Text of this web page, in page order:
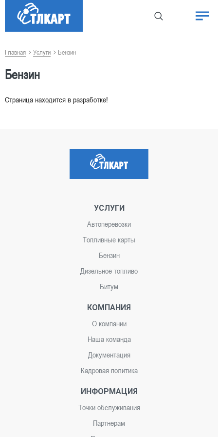
Главная Услуги Бензин
Бензин
Страница находится в разработке!
УСЛУГИ
Автоперевозки
Топливные карты
Бензин
Дизельное топливо
Битум
КОМПАНИЯ
О компании
Наша команда
Документация
Кадровая политика
ИНФОРМАЦИЯ
Точки обслуживания
Партнерам